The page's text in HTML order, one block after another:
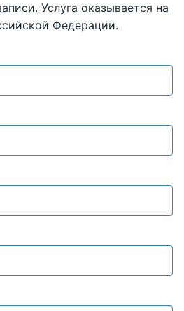
Услуга оказывается на
Федерации.